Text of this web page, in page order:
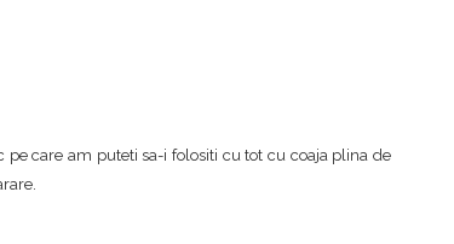
care am puteti sa-i folositi cu tot cu coaja plina de